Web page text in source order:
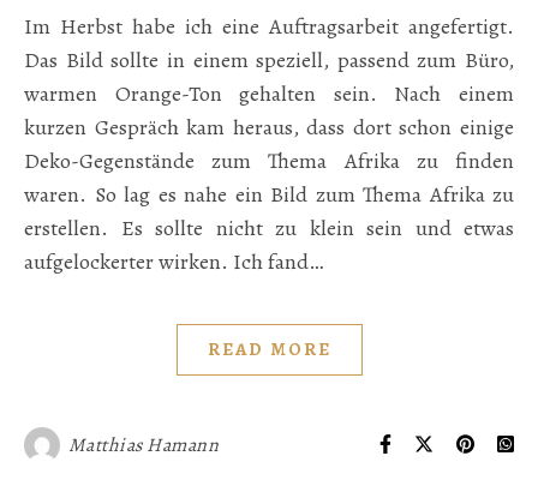
Im Herbst habe ich eine Auftragsarbeit angefertigt.
Das Bild sollte in einem speziell, passend zum Büro,
warmen Orange-Ton gehalten sein. Nach einem
kurzen Gespräch kam heraus, dass dort schon einige
Deko-Gegenstände zum Thema Afrika zu finden
waren. So lag es nahe ein Bild zum Thema Afrika zu
erstellen. Es sollte nicht zu klein sein und etwas
aufgelockerter wirken. Ich fand…
READ MORE
Matthias Hamann